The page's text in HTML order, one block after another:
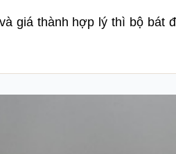
giá thành hợp lý thì bộ